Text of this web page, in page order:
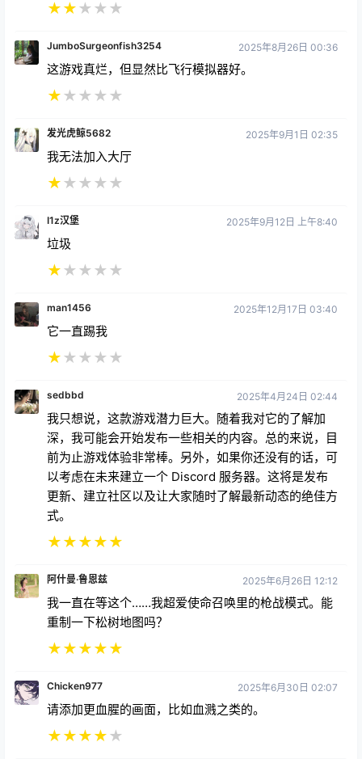
★★★ ★ ★
JumboSurgeonfish3254 2025年8月26日 00:36
这游戏真烂，但显然比飞行模拟器好。
★★ ★ ★ ★
发光虎鲸5682 2025年9月1日 02:35
我无法加入大厅
★★ ★ ★ ★
I1z汉堡 2025年9月12日 上午8:40
垃圾
★★ ★ ★ ★
man1456 2025年12月17日 03:40
它一直踢我
★★ ★ ★ ★
sedbbd 2025年4月24日 02:44
我只想说，这款游戏潜力巨大。随着我对它的了解加
深，我可能会开始发布一些相关的内容。总的来说，目
前为止游戏体验非常棒。另外，如果你还没有的话，可
以考虑在未来建立一个 Discord 服务器。这将是发布
更新、建立社区以及让大家随时了解最新动态的绝佳方
式。
★★★★★
阿什曼·鲁恩兹 2025年6月26日 12:12
我一直在等这个……我超爱使命召唤里的枪战模式。能
重制一下松树地图吗？
★★★★★
Chicken977 2025年6月30日 02:07
请添加更血腥的画面，比如血溅之类的。
★★★★★